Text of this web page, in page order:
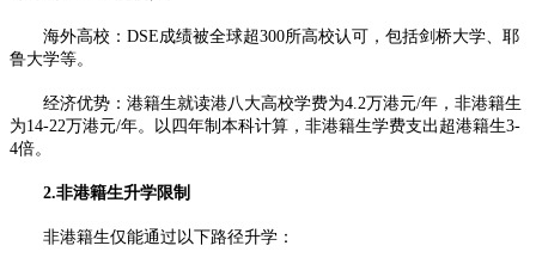
海外高校：DSE成绩被全球超300所高校认可，包括剑桥大学、耶
鲁大学等。
经济优势：港籍生就读港八大高校学费为4.2万港元/年，非港籍生
为14-22万港元/年。以四年制本科计算，非港籍生学费支出超港籍生3-
4倍。
2.非港籍生升学限制
非港籍生仅能通过以下路径升学：